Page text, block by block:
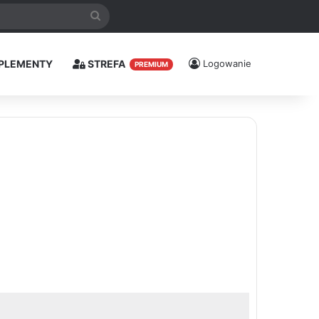
STREFA PREMIUM Logowanie